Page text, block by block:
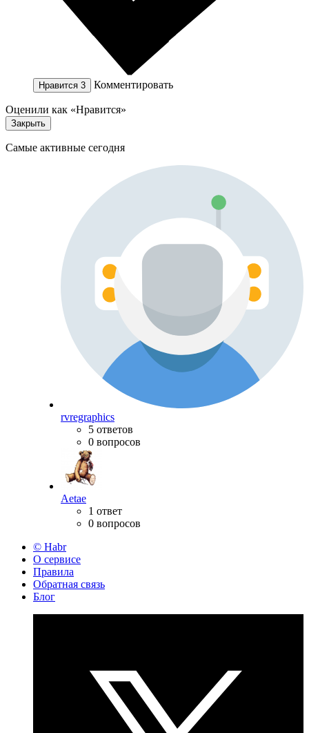
Нравится 3 Комментировать
Оценили как «Нравится»
Закрыть
Самые активные сегодня
rvregraphics
5 ответов
0 вопросов
Aetae
1 ответ
0 вопросов
© Habr
О сервисе
Правила
Обратная связь
Блог